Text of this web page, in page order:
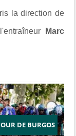
la direction de
Marc
DE BURGOS